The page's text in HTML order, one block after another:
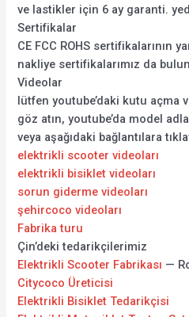
ve lastikler için 6 ay garanti.
Sertifikalar
CE FCC ROHS sertifikalarının
nakliye sertifikalarımız da
Videolar
lütfen youtube’daki kutu açma
göz atın, youtube’da model
veya aşağıdaki bağlantılara
elektrikli scooter videoları
elektrikli bisiklet videoları
sorun giderme videoları
şehircoco videoları
Fabrika turu
Çin’deki tedarikçilerimiz
Elektrikli Scooter Fabrikası —
Citycoco Üreticisi
Elektrikli Bisiklet Tedarikçisi